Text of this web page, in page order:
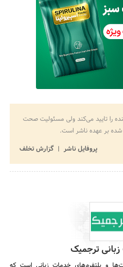
را تایید می‌کند ولی مسئولیت صحت
بر عهده ناشر است.
پروفایل ناشر
گزارش تخلف
ترجمیک